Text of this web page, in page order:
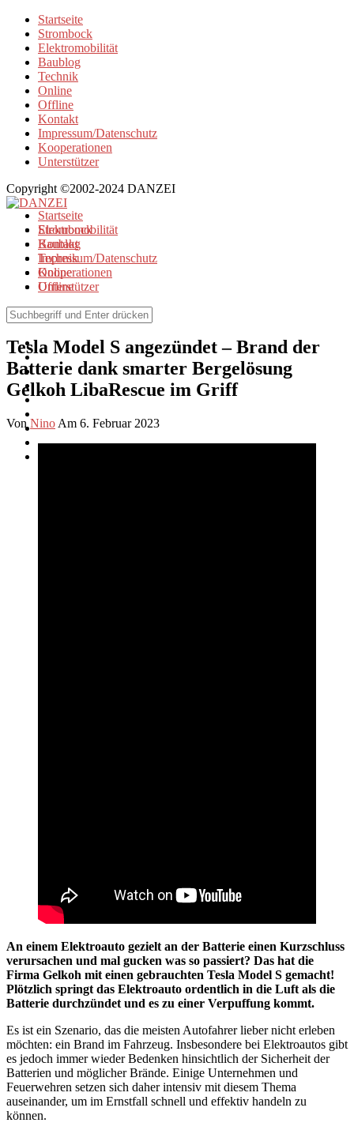
Startseite
Strombock
Elektromobilität
Baublog
Technik
Online
Offline
Kontakt
Impressum/Datenschutz
Kooperationen
Unterstützer
Copyright ©2002-2024 DANZEI
Startseite
Strombock
Kontakt
Impressum/Datenschutz
Kooperationen
Unterstützer
Elektromobilität
Baublog
Technik
Online
Offline
Elektromobilität
Tesla Model S angezündet – Brand der
Batterie dank smarter Bergelösung
Gelkoh LibaRescue im Griff
Von Nino Am 6. Februar 2023
An einem Elektroauto gezielt an der Batterie einen Kurzschluss
verursachen und mal gucken was so passiert? Das hat die
Firma Gelkoh mit einen gebrauchten Tesla Model S gemacht!
Plötzlich springt das Elektroauto ordentlich in die Luft als die
Batterie durchzündet und es zu einer Verpuffung kommt.
Es ist ein Szenario, das die meisten Autofahrer lieber nicht erleben
möchten: ein Brand im Fahrzeug. Insbesondere bei Elektroautos gibt
es jedoch immer wieder Bedenken hinsichtlich der Sicherheit der
Batterien und möglicher Brände. Einige Unternehmen und
Feuerwehren setzen sich daher intensiv mit diesem Thema
auseinander, um im Ernstfall schnell und effektiv handeln zu
können.